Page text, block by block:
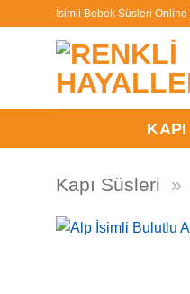
İsimli Bebek Süsleri Online
KAPI
Kapı Süsleri »